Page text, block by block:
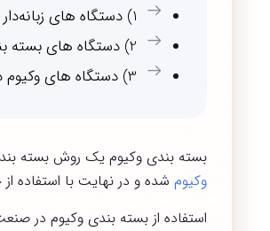
1) دستگاه های زبانه‌دار (بدون کابین)
2) دستگاه های بسته بندی وکیوم تک‌کابین
3) دستگاه های وکیوم دوکابین (Double Chamber / دو محفظه)
بسته بندی وکیوم یک روش بسته
وکیوم شده و در نهایت با استفاده
استفاده از بسته بندی وکیوم در